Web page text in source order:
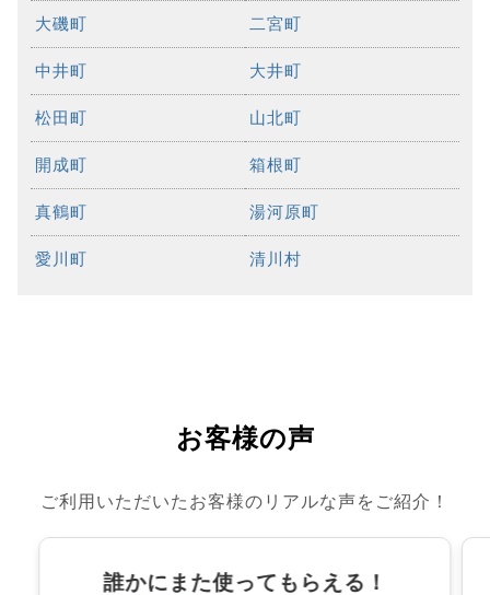
大磯町 二宮町
中井町 大井町
松田町 山北町
開成町 箱根町
真鶴町 湯河原町
愛川町 清川村
お客様の声
ご利用いただいたお客様のリアルな声をご紹介！
誰かにまた使ってもらえる！